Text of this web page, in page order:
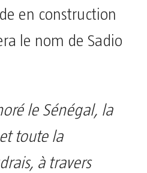
en construction
le nom de Sadio
le Sénégal, la
toute la
à travers